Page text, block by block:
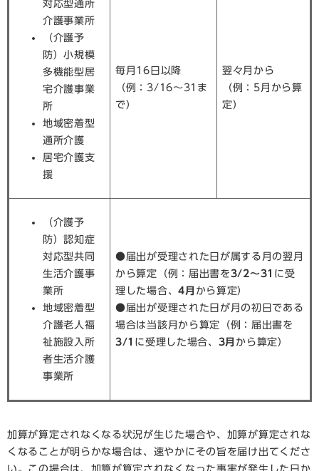
対応型通所
介護事業所
（介護予
防）小規模
多機能型居
宅介護事業
所
地域密着型
通所介護
居宅介護支
援
毎月16日以降
（例：3/16～31ま
で）
翌々月から
（例：5月から算
定）
（介護予
防）認知症
対応型共同
生活介護事
業所
地域密着型
介護老人福
祉施設入所
者生活介護
事業所
●届出が受理された日が属する月の翌月
から算定（例：届出書を3/2～31 に受
理した場合、4月 から算定）
●届出が受理された日が月の初日である
場合は当該月から算定（例：届出書を
3/1 に受理した場合、 3月 から算定）
加算が算定されなくなる状況が生じた場合や、加算が算定されな
くなることが明らかな場合は、速やかにその旨を届け出てくださ
い。この場合は、加算が算定されなくなった事実が発生した日か